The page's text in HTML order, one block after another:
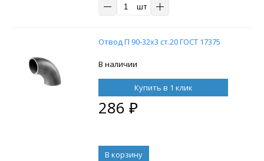
шт
Отвод П 90-32х3 ст.20 ГОСТ 17375
В наличии
Купить в 1 клик
286 ₽
В корзину